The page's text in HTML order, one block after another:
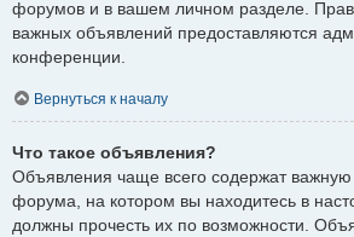
форумов и в вашем личном разделе.
важных объявлений предоставляются
конференции.
Вернуться к началу
Что такое объявления?
Объявления чаще всего содержат
форума, на котором вы находитесь в
должны прочесть их по возможности.